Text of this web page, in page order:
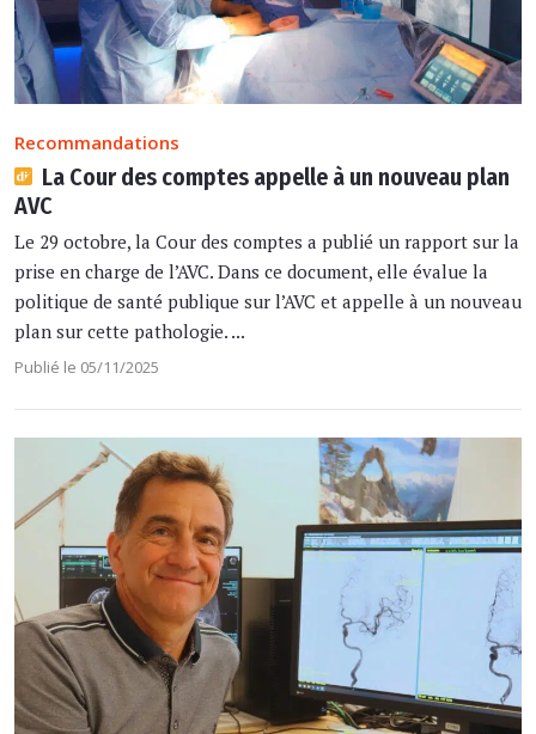
Recommandations
La Cour des comptes appelle à un nouveau plan
AVC
Le 29 octobre, la Cour des comptes a publié un rapport sur la
prise en charge de l’AVC. Dans ce document, elle évalue la
politique de santé publique sur l’AVC et appelle à un nouveau
plan sur cette pathologie. ...
Publié le 05/11/2025